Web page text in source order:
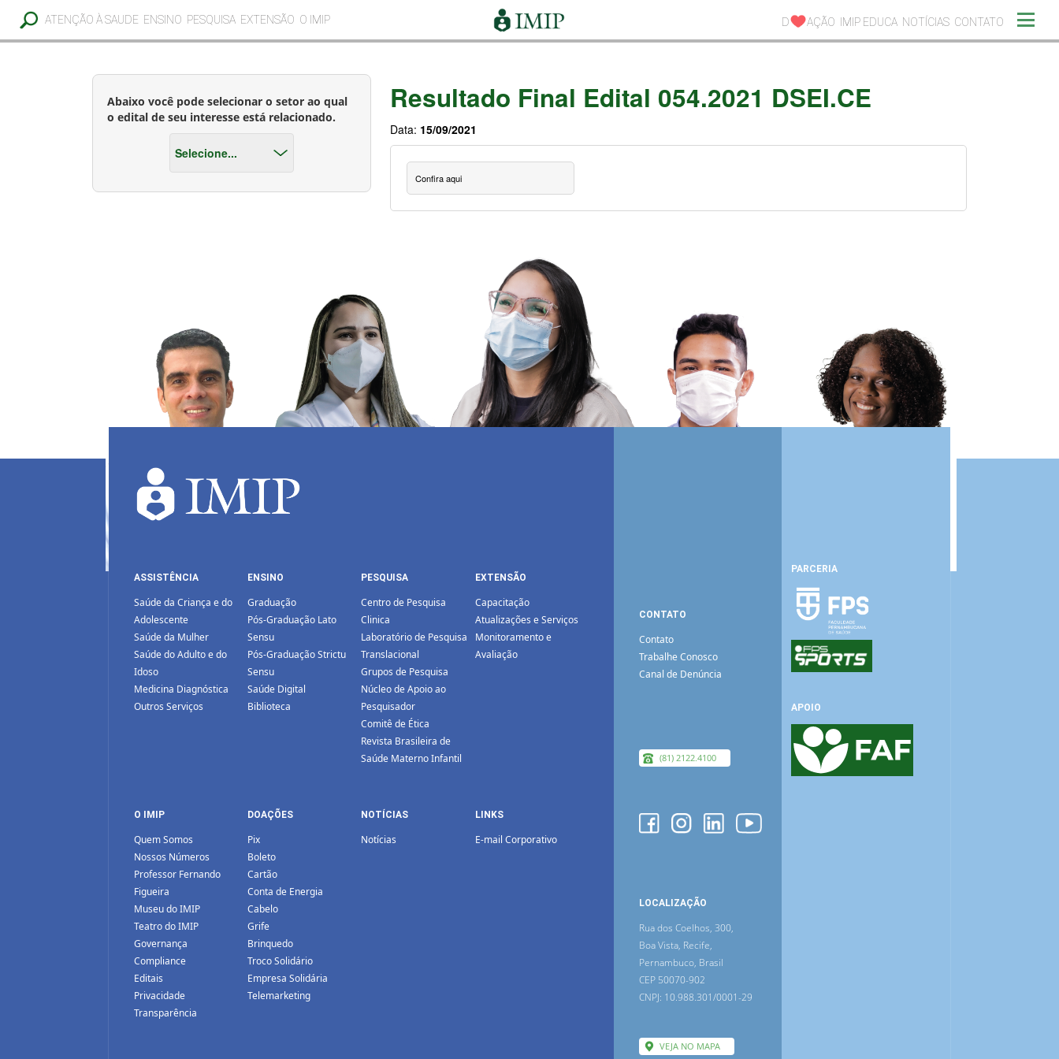
ATENÇÃO À SAUDE ENSINO PESQUISA EXTENSÃO O IMIP D AÇÃO IMIP EDUCA NOTÍCIAS CONTATO
Abaixo você pode selecionar o setor ao qual
o edital de seu interesse está relacionado.
Resultado Final Edital 054.2021 DSEI.CE
Data: 15/09/2021
Confira aqui
ASSISTÊNCIA
Saúde da Criança e do
Adolescente
Saúde da Mulher
Saúde do Adulto e do
Idoso
Medicina Diagnóstica
Outros Serviços
ENSINO
Graduação
Pós-Graduação Lato
Sensu
Pós-Graduação Strictu
Sensu
Saúde Digital
Biblioteca
PESQUISA
Centro de Pesquisa
Clinica
Laboratório de Pesquisa
Translacional
Grupos de Pesquisa
Núcleo de Apoio ao
Pesquisador
Comitê de Ética
Revista Brasileira de
Saúde Materno Infantil
EXTENSÃO
Capacitação
Atualizações e Serviços
Monitoramento e
Avaliação
O IMIP
Quem Somos
Nossos Números
Professor Fernando
Figueira
Museu do IMIP
Teatro do IMIP
Governança
Compliance
Editais
Privacidade
Transparência
DOAÇÕES
Pix
Boleto
Cartão
Conta de Energia
Cabelo
Grife
Brinquedo
Troco Solidário
Empresa Solidária
Telemarketing
NOTÍCIAS
Notícias
LINKS
E-mail Corporativo
CONTATO
Contato
Trabalhe Conosco
Canal de Denúncia
(81) 2122.4100
LOCALIZAÇÃO
Rua dos Coelhos, 300,
Boa Vista, Recife,
Pernambuco, Brasil
CEP 50070-902
CNPJ: 10.988.301/0001-29
VEJA NO MAPA
PARCERIA
APOIO